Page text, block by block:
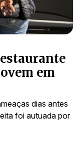
em
dias antes
foi autuada por